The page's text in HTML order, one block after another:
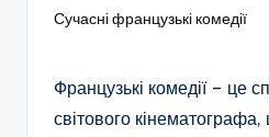
Сучасні французькі комедії
Французькі комедії – це
світового